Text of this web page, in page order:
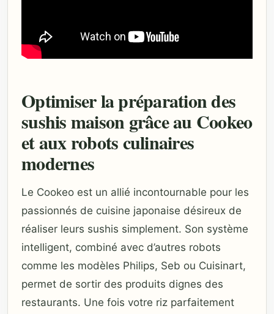
Optimiser la préparation des
sushis maison grâce au Cookeo
et aux robots culinaires
modernes
Le Cookeo est un allié incontournable pour les
passionnés de cuisine japonaise désireux de
réaliser leurs sushis simplement. Son système
intelligent, combiné avec d’autres robots
comme les modèles Philips, Seb ou Cuisinart,
permet de sortir des produits dignes des
restaurants. Une fois votre riz parfaitement